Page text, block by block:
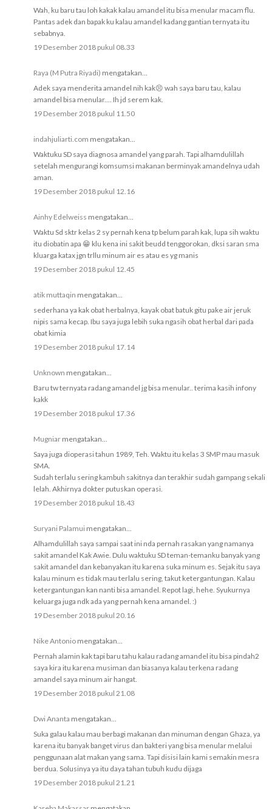
Wah, ku baru tau loh kakak kalau amandel itu bisa menular macam flu.
Pantas adek dan bapak ku kalau amandel kadang gantian ternyata itu
sebabnya.
19 Desember 2018 pukul 08.33
Raya (M Putra Riyadi) mengatakan...
Adek saya menderita amandel nih kak😣 wah saya baru tau, kalau
amandel bisa menular.... Ih jd serem kak.
19 Desember 2018 pukul 11.50
indahjuliarti.com mengatakan...
Waktuku SD saya diagnosa amandel yang parah. Tapi alhamdulillah
setelah mengurangi komsumsi makanan berminyak amandelnya udah
aman.
19 Desember 2018 pukul 12.16
Ainhy Edelweiss mengatakan...
Waktu Sd sktr kelas 2 sy pernah kena tp belum parah kak, lupa sih waktu
itu diobatin apa 😁 klu kena ini sakit beudd tenggorokan, dksi saran sma
kluarga katax jgn trllu minum air es atau es yg manis
19 Desember 2018 pukul 12.45
atik muttaqin mengatakan...
sederhana ya kak obat herbalnya, kayak obat batuk gitu pake air jeruk
nipis sama kecap. Ibu saya juga lebih suka ngasih obat herbal dari pada
obat kimia
19 Desember 2018 pukul 17.14
Unknown mengatakan...
Baru tw ternyata radang amandel jg bisa menular.. terima kasih infony
kakk
19 Desember 2018 pukul 17.36
Mugniar mengatakan...
Saya juga dioperasi tahun 1989, Teh. Waktu itu kelas 3 SMP mau masuk
SMA.
Sudah terlalu sering kambuh sakitnya dan terakhir sudah gampang sekali
lelah. Akhirnya dokter putuskan operasi.
19 Desember 2018 pukul 18.43
Suryani Palamui mengatakan...
Alhamdulillah saya sampai saat ini nda pernah rasakan yang namanya
sakit amandel Kak Awie. Dulu waktuku SD teman-temanku banyak yang
sakit amandel dan kebanyakan itu karena suka minum es. Sejak itu saya
kalau minum es tidak mau terlalu sering, takut ketergantungan. Kalau
ketergantungan kan nanti bisa amandel. Repot lagi, hehe. Syukurnya
keluarga juga ndk ada yang pernah kena amandel. :)
19 Desember 2018 pukul 20.16
Nike Antonio mengatakan...
Pernah alamin kak tapi baru tahu kalau radang amandel itu bisa pindah2
saya kira itu karena musiman dan biasanya kalau terkena radang
amandel saya minum air hangat.
19 Desember 2018 pukul 21.08
Dwi Ananta mengatakan...
Suka galau kalau mau berbagi makanan dan minuman dengan Ghaza, ya
karena itu banyak banget virus dan bakteri yang bisa menular melalui
penggunaan alat makan yang sama. Tapi disisi lain kami semakin mesra
berdua. Solusinya ya itu daya tahan tubuh kudu dijaga
19 Desember 2018 pukul 21.21